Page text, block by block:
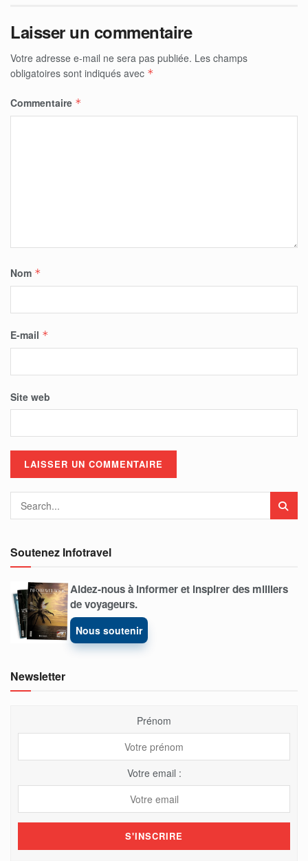
Laisser un commentaire
Votre adresse e-mail ne sera pas publiée. Les champs
obligatoires sont indiqués avec *
Commentaire *
Nom *
E-mail *
Site web
Soutenez Infotravel
Aidez-nous à informer et inspirer des milliers
de voyageurs.
Nous soutenir
Newsletter
Prénom
Votre email :